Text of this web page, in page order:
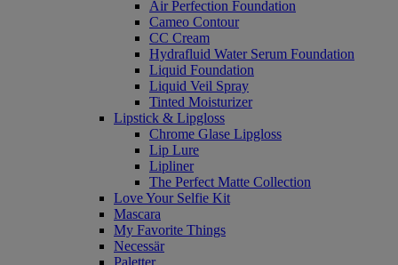
Air Perfection Foundation
Cameo Contour
CC Cream
Hydrafluid Water Serum Foundation
Liquid Foundation
Liquid Veil Spray
Tinted Moisturizer
Lipstick & Lipgloss
Chrome Glase Lipgloss
Lip Lure
Lipliner
The Perfect Matte Collection
Love Your Selfie Kit
Mascara
My Favorite Things
Necessär
Paletter